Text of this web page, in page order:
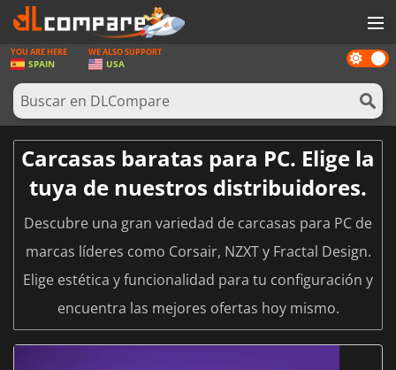
JUEGOS
TARJETAS PREPAGO
SOFTWARE
REWARDS
HARDWARE
INICIAR SESIÓN O REGISTRARSE
Dark
mode
YOU ARE HERE
SPAIN
WE ALSO SUPPORT
USA
Carcasas baratas para PC. Elige la
tuya de nuestros distribuidores.
Descubre una gran variedad de carcasas para PC de
marcas líderes como Corsair, NZXT y Fractal Design.
Elige estética y funcionalidad para tu configuración y
encuentra las mejores ofertas hoy mismo.